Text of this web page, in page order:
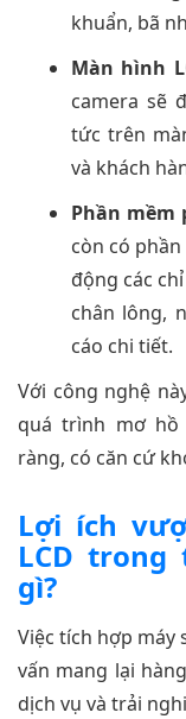
khuẩn, bã
Màn hình
camera sẽ
tức trên
và khách
Phần
còn có
động các
chân lông,
cáo chi tiết.
Với công nghệ
quá trình mơ
ràng, có căn cứ
Lợi ích
LCD
gì?
Việc tích hợp máy
vấn mang lại
dịch vụ và trải